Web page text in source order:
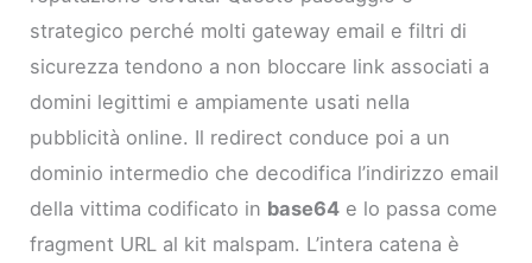
strategico perché molti gateway email e filtri di
sicurezza tendono a non bloccare link associati a
domini legittimi e ampiamente usati nella
pubblicità online. Il redirect conduce poi a un
dominio intermedio che decodifica l’indirizzo email
della vittima codificato in base64 e lo passa come
fragment URL al kit malspam. L’intera catena è